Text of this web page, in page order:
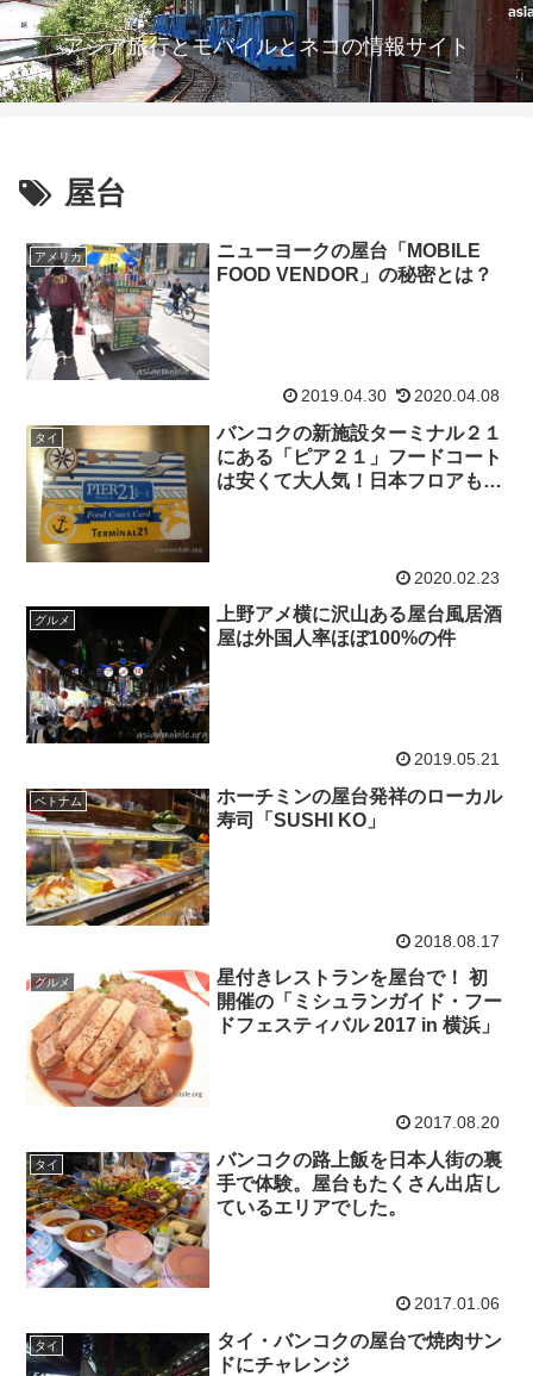
アジア旅行とモバイルとネコの情報サイト
屋台
アメリカ
ニューヨークの屋台「MOBILE
FOOD VENDOR」の秘密とは？
2019.04.30 2020.04.08
タイ
バンコクの新施設ターミナル２１
にある「ピア２１」フードコート
は安くて大人気！日本フロアも面
2020.02.23
グルメ
上野アメ横に沢山ある屋台風居酒
屋は外国人率ほぼ100%の件
2019.05.21
ベトナム
ホーチミンの屋台発祥のローカル
寿司「SUSHI KO」
2018.08.17
グルメ
星付きレストランを屋台で！ 初
開催の「ミシュランガイド・フー
ドフェスティバル 2017 in 横浜」
2017.08.20
タイ
バンコクの路上飯を日本人街の裏
手で体験。屋台もたくさん出店し
ているエリアでした。
2017.01.06
タイ
タイ・バンコクの屋台で焼肉サン
ドにチャレンジ